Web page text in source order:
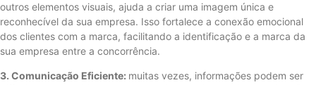
outros elementos visuais, ajuda a criar uma imagem única e
reconhecível da sua empresa. Isso fortalece a conexão emocional
dos clientes com a marca, facilitando a identificação e a marca da
sua empresa entre a concorrência.
3. Comunicação Eficiente: muitas vezes, informações podem ser